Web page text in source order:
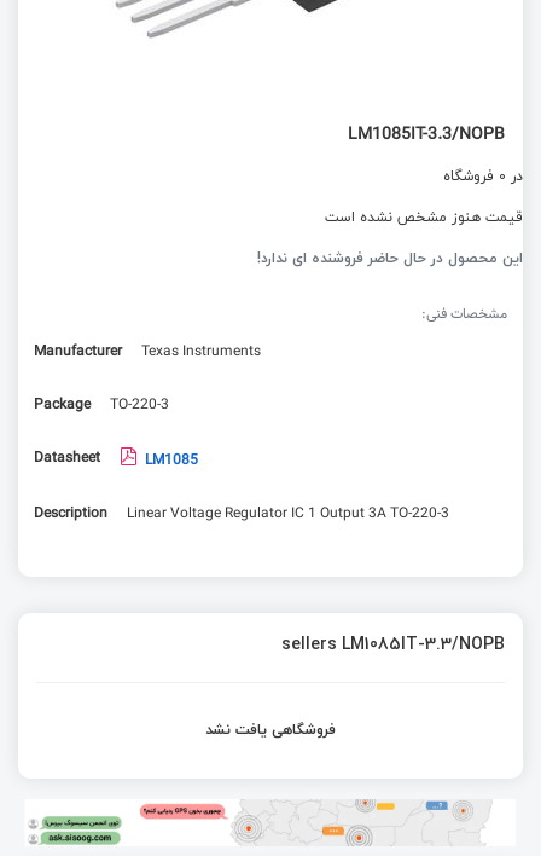
LM1085IT-3.3/NOPB
در 0 فروشگاه
قیمت هنوز مشخص نشده است
این محصول در حال حاضر فروشنده ای ندارد!
مشخصات فنی:
Manufacturer
Texas Instruments
Package TO-220-3
Datasheet LM1085
Description Linear Voltage Regulator IC 1 Output 3A TO-220-3
sellers LM1085IT-3.3/NOPB
فروشگاهی یافت نشد